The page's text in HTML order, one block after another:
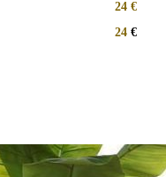
24 €
24 €